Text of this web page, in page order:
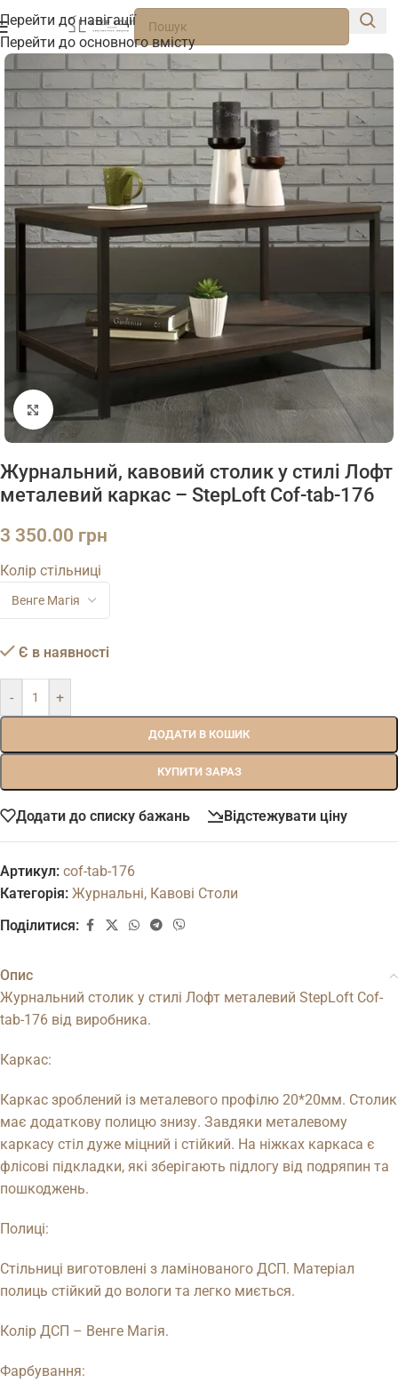
Перейти до навігації
Перейти до основного вмісту
Натисніть, щоб збільшити
Журнальний, кавовий столик у стилі Лофт
металевий каркас – StepLoft Cof-tab-176
3 350.00 грн
Колір стільниці
Є в наявності
- +
ДОДАТИ В КОШИК
КУПИТИ ЗАРАЗ
Додати до списку бажань Відстежувати ціну
Артикул: cof-tab-176
Категорія: Журнальні, Кавові Столи
Поділитися:
Опис
Журнальний столик у стилі Лофт металевий StepLoft Cof-
tab-176 від виробника.
Каркас:
Каркас зроблений із металевого профілю 20*20мм. Столик
має додаткову полицю знизу. Завдяки металевому
каркасу стіл дуже міцний і стійкий. На ніжках каркаса є
флісові підкладки, які зберігають підлогу від подряпин та
пошкоджень.
Полиці:
Стільниці виготовлені з ламінованого ДСП. Матеріал
полиць стійкий до вологи та легко миється.
Колір ДСП – Венге Магія.
Фарбування: